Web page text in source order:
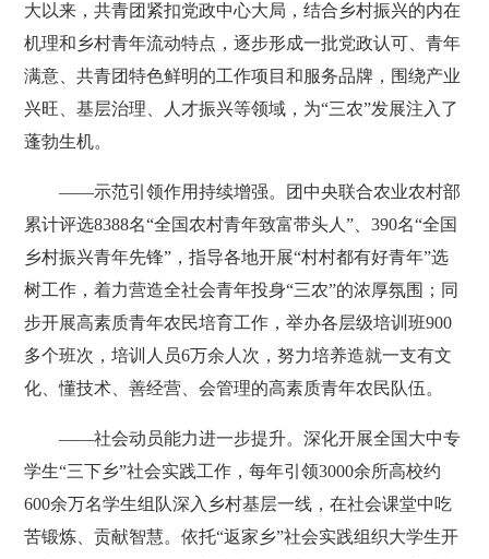
大以来，共青团紧扣党政中心大局，结合乡村振兴的内在
机理和乡村青年流动特点，逐步形成一批党政认可、青年
满意、共青团特色鲜明的工作项目和服务品牌，围绕产业
兴旺、基层治理、人才振兴等领域，为“三农”发展注入了
蓬勃生机。
——示范引领作用持续增强。团中央联合农业农村部
累计评选8388名“全国农村青年致富带头人”、390名“全国
乡村振兴青年先锋”，指导各地开展“村村都有好青年”选
树工作，着力营造全社会青年投身“三农”的浓厚氛围；同
步开展高素质青年农民培育工作，举办各层级培训班900
多个班次，培训人员6万余人次，努力培养造就一支有文
化、懂技术、善经营、会管理的高素质青年农民队伍。
——社会动员能力进一步提升。深化开展全国大中专
学生“三下乡”社会实践工作，每年引领3000余所高校约
600余万名学生组队深入乡村基层一线，在社会课堂中吃
苦锻炼、贡献智慧。依托“返家乡”社会实践组织大学生开